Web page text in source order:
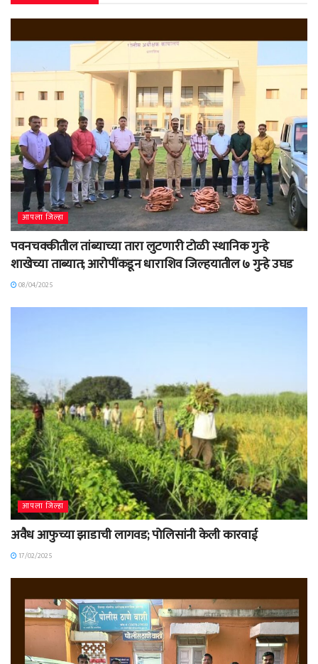
आपला जिल्हा
पवनचक्कीतील तांब्याच्या तारा लुटणारी टोळी स्थानिक गुन्हे
शाखेच्या ताब्यात; आरोपींकडून धाराशिव जिल्हयातील ७ गुन्हे उघड
08/04/2025
आपला जिल्हा
अवैध आफुच्या झाडाची लागवड; पोलिसांनी केली कारवाई
17/02/2025